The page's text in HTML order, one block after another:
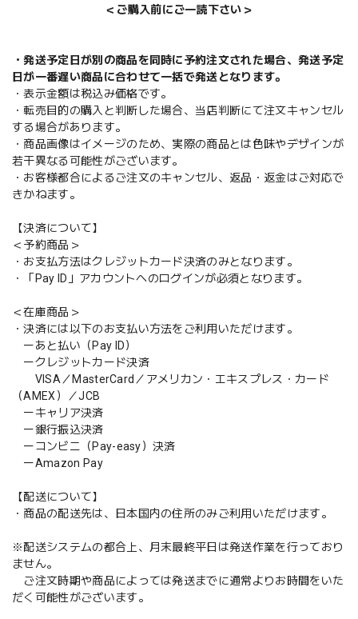
＜ご購入前にご一読下さい＞
・発送予定日が別の商品を同時に予約注文された場合、発送予定
日が一番遅い商品に合わせて一括で発送となります。
・表示金額は税込み価格です。
・転売目的の購入と判断した場合、当店判断にて注文キャンセル
する場合があります。
・商品画像はイメージのため、実際の商品とは色味やデザインが
若干異なる可能性がございます。
・お客様都合によるご注文のキャンセル、返品・返金はご対応で
きかねます。
【決済について】
＜予約商品＞
・お支払方法はクレジットカード決済のみとなります。
・「Pay ID」アカウントへのログインが必須となります。
＜在庫商品＞
・決済には以下のお支払い方法をご利用いただけます。
ーあと払い（Pay ID）
ークレジットカード決済
VISA／MasterCard／アメリカン・エキスプレス・カード
（AMEX）／JCB
ーキャリア決済
ー銀行振込決済
ーコンビニ（Pay-easy）決済
ーAmazon Pay
【配送について】
・商品の配送先は、日本国内の住所のみご利用いただけます。
※配送システムの都合上、月末最終平日は発送作業を行っており
ません。
ご注文時期や商品によっては発送までに通常よりお時間をいた
だく可能性がございます。